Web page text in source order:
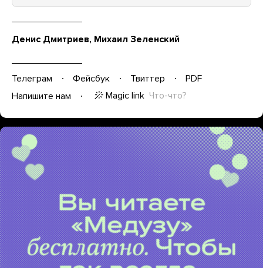
Денис Дмитриев, Михаил Зеленский
Телеграм Фейсбук Твиттер
PDF
Напишите нам
Magic link Что-что?